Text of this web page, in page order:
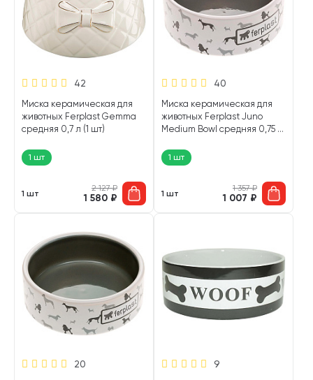
42
Миска керамическая для
животных Ferplast Gemma
средняя 0,7 л (1 шт)
1 шт
1 шт
2 127₽
1 580 ₽
40
Миска керамическая для
животных Ferplast Juno
Medium Bowl средняя 0,75 л
1 шт
1 шт
1 357₽
1 007 ₽
20 9